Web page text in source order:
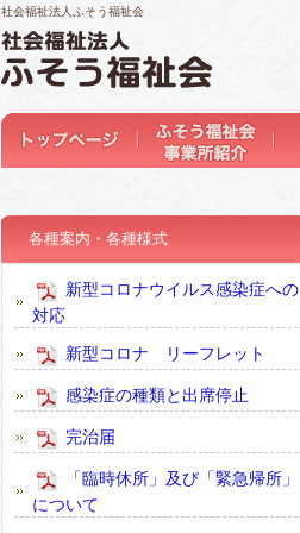
社会福祉法人ふそう福祉会
各種案内・各種様式
新型コロナウイルス感染症への
対応
新型コロナ リーフレット
感染症の種類と出席停止
完治届
「臨時休所」及び「緊急帰所」
について